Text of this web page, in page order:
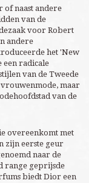
naast andere
van de
voor Robert
andere
het 'New
een radicale
van de Tweede
maar
van de
overeenkomt met
zijn eerste geur
naar de
range geprijsde
biedt Dior een